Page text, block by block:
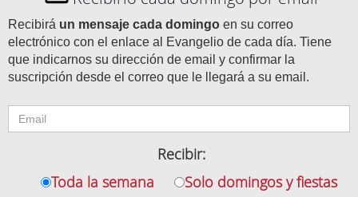
Recibirá un mensaje cada domingo en su correo
electrónico con el enlace al Evangelio de cada día. Tiene
que indicarnos su dirección de email y confirmar la
suscripción desde el correo que le llegará a su email.
Recibir:
Toda la semana
Solo domingos y fiestas